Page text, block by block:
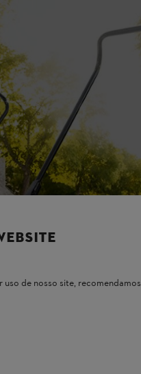
de nosso site, recomendamos